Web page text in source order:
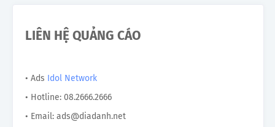
LIÊN HỆ QUẢNG CÁO
• Ads Idol Network
• Hotline: 08.2666.2666
• Email: ads@diadanh.net